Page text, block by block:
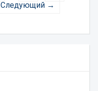
Следующий →